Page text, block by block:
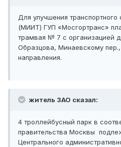
Для улучшения
(МИИТ) ГУП «Мосгортранс»
трамвая № 7 с организацией
Образцова, Минаевскому
направления.
житель ЗАО сказал:
4 троллейбусный парк в
правительства Москвы
Центрального